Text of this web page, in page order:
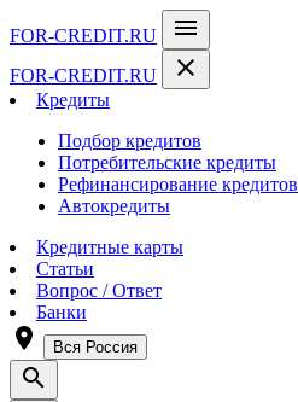
FOR-CREDIT.RU menu
FOR-CREDIT.RU close
Кредиты
Подбор кредитов
Потребительские кредиты
Рефинансирование кредитов
Автокредиты
Кредитные карты
Статьи
Вопрос / Ответ
Банки
room Вся Россия
search